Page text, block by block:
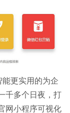
能更实用的为企
千多个日夜，打
网小程序可视化